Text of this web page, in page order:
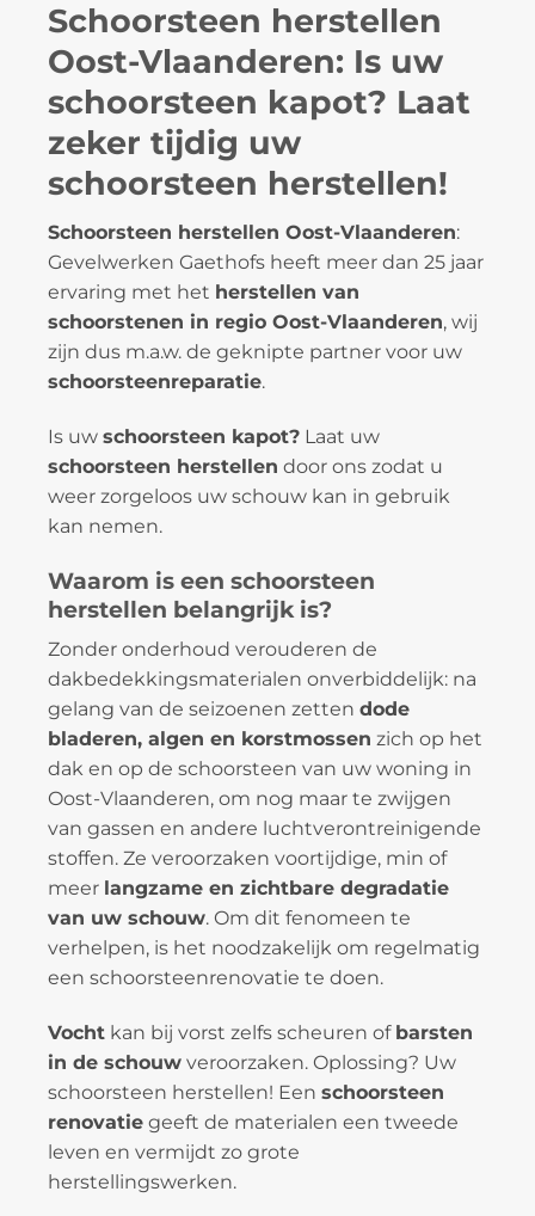
Schoorsteen herstellen
Oost-Vlaanderen: Is uw
schoorsteen kapot? Laat
zeker tijdig uw
schoorsteen herstellen!
Schoorsteen herstellen Oost-Vlaanderen:
Gevelwerken Gaethofs heeft meer dan 25 jaar
ervaring met het herstellen van
schoorstenen in regio Oost-Vlaanderen, wij
zijn dus m.a.w. de geknipte partner voor uw
schoorsteenreparatie.
Is uw schoorsteen kapot? Laat uw
schoorsteen herstellen door ons zodat u
weer zorgeloos uw schouw kan in gebruik
kan nemen.
Waarom is een schoorsteen
herstellen belangrijk is?
Zonder onderhoud verouderen de
dakbedekkingsmaterialen onverbiddelijk: na
gelang van de seizoenen zetten dode
bladeren, algen en korstmossen zich op het
dak en op de schoorsteen van uw woning in
Oost-Vlaanderen, om nog maar te zwijgen
van gassen en andere luchtverontreinigende
stoffen. Ze veroorzaken voortijdige, min of
meer langzame en zichtbare degradatie
van uw schouw. Om dit fenomeen te
verhelpen, is het noodzakelijk om regelmatig
een schoorsteenrenovatie te doen.
Vocht kan bij vorst zelfs scheuren of barsten
in de schouw veroorzaken. Oplossing? Uw
schoorsteen herstellen! Een schoorsteen
renovatie geeft de materialen een tweede
leven en vermijdt zo grote
herstellingswerken.